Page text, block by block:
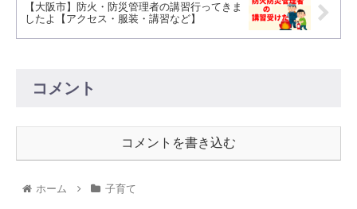
【大阪市】防火・防災管理者の講習行ってきま
したよ【アクセス・服装・講習など】
コメント
コメントを書き込む
ホーム 子育て